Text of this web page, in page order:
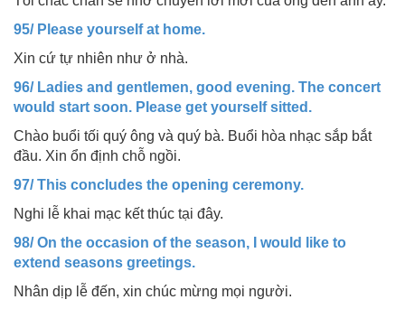
95/ Please yourself at home.
Xin cứ tự nhiên như ở nhà.
96/ Ladies and gentlemen, good evening. The concert
would start soon. Please get yourself sitted.
Chào buổi tối quý ông và quý bà. Buổi hòa nhạc sắp bắt
đầu. Xin ổn định chỗ ngồi.
97/ This concludes the opening ceremony.
Nghi lễ khai mạc kết thúc tại đây.
98/ On the occasion of the season, I would like to
extend seasons greetings.
Nhân dịp lễ đến, xin chúc mừng mọi người.